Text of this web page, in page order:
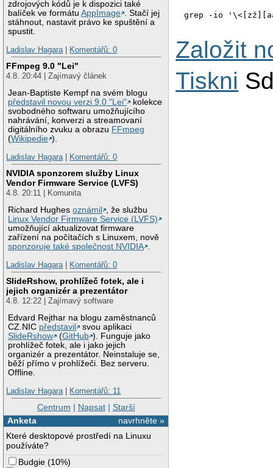
zdrojových kódů je k dispozici také
balíček ve formátuAppImage . Stačí jej
stáhnout, nastavit právo ke spuštění a
spustit.
Ladislav Hagara| Komentářů: 0
FFmpeg 9.0 "Lei"
4.8. 20:44 | Zajímavý článek
Jean-Baptiste Kempf na svém blogu
představil novou verzi 9.0 "Lei"
kolekce
svobodného softwaru umožňujícího
nahrávání, konverzi a streamovaní
digitálního zvuku a obrazu FFmpeg
(Wikipedie ).
Ladislav Hagara| Komentářů: 0
NVIDIA sponzorem služby Linux
Vendor Firmware Service (LVFS)
4.8. 20:11 | Komunita
Richard Hughesoznámil
, že službu
Linux Vendor Firmware Service (LVFS)
umožňující aktualizovat firmware
zařízení na počítačích s Linuxem, nově
sponzoruje také společnost NVIDIA .
Ladislav Hagara| Komentářů: 0
SlideRshow, prohlížeč fotek, ale i
jejich organizér a prezentátor
4.8. 12:22 | Zajímavý software
Edvard Rejthar na blogu zaměstnanců
CZ.NIC představil
svou aplikaci
SlideRshow
(GitHub ). Funguje jako
prohlížeč fotek, ale i jako jejich
organizér a prezentátor. Neinstaluje se,
běží přímo v prohlížeči. Bez serveru.
Offline.
Ladislav Hagara| Komentářů: 11
Centrum | Napsat| Starší
navrhněte »
Anketa
Které desktopové prostředí na Linuxu
používáte?
Budgie (10%)
grep -io
Založit
Tiskni